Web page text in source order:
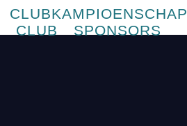
CLUBKAMPIOENSCHAP
CLUB SPONSORS